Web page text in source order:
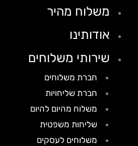
משלוח מהיר
אודותינו
שירותי משלוחים
חברת משלוחים
חברת שליחויות
משלוח מהיום להיום
שליחות משפטית
משלוחים לעסקים